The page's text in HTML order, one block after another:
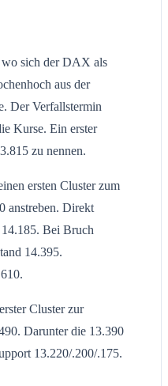
sich der DAX als
aus der
Der Verfallstermin
Kurse. Ein erster
zu nennen.
ersten Cluster zum
anstreben. Direkt
Bei Bruch
14.395.
Cluster zur
Darunter die 13.390
13.220/.200/.175.